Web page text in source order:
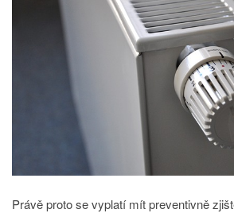
Právě proto se vyplatí mít preventivně